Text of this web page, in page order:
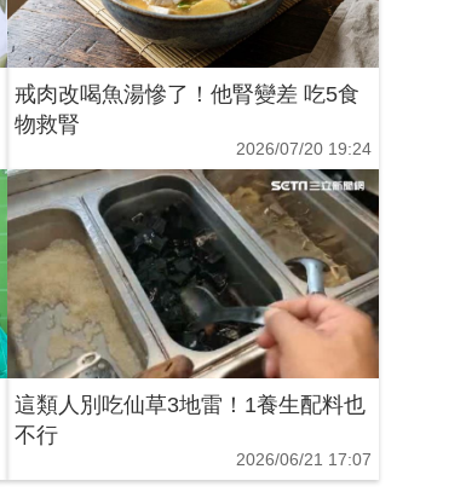
戒肉改喝魚湯慘了！他腎變差 吃5食
物救腎
2026/07/20 19:24
這類人別吃仙草3地雷！1養生配料也
不行
2026/06/21 17:07